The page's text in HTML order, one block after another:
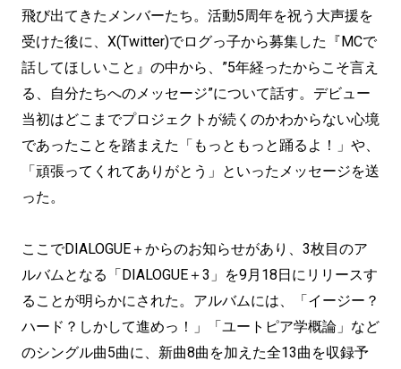
飛び出てきたメンバーたち。活動5周年を祝う大声援を
受けた後に、X(Twitter)でログっ子から募集した『MCで
話してほしいこと』の中から、”5年経ったからこそ言え
る、自分たちへのメッセージ”について話す。デビュー
当初はどこまでプロジェクトが続くのかわからない心境
であったことを踏まえた「もっともっと踊るよ！」や、
「頑張ってくれてありがとう」といったメッセージを送
った。
ここでDIALOGUE＋からのお知らせがあり、3枚目のア
ルバムとなる「DIALOGUE＋3」を9月18日にリリースす
ることが明らかにされた。アルバムには、「イージー？
ハード？しかして進めっ！」「ユートピア学概論」など
のシングル曲5曲に、新曲8曲を加えた全13曲を収録予